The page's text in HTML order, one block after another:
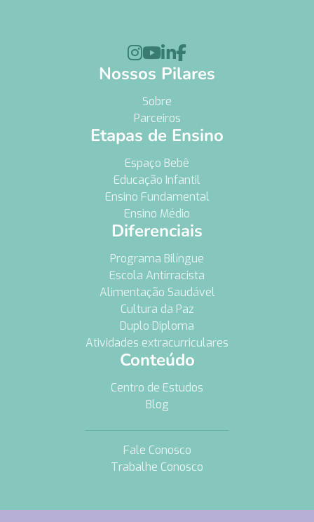

Nossos Pilares
Sobre
Parceiros
Etapas de Ensino
Espaço Bebê
Educação Infantil
Ensino Fundamental
Ensino Médio
Diferenciais
Programa Bilíngue
Escola Antirracista
Alimentação Saudável
Cultura da Paz
Duplo Diploma
Atividades extracurriculares
Conteúdo
Centro de Estudos
Blog
Fale Conosco
Trabalhe Conosco